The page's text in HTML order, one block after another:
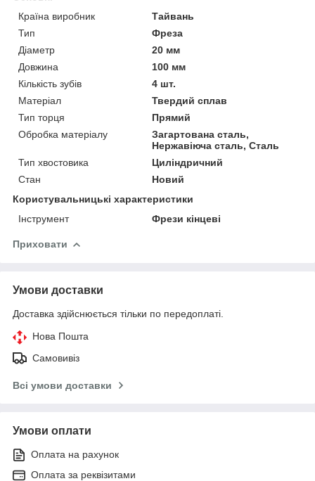
Країна виробник
Тайвань
Тип
Фреза
Діаметр
20 мм
Довжина
100 мм
Кількість зубів
4 шт.
Матеріал
Твердий сплав
Тип торця
Прямий
Обробка матеріалу
Загартована сталь,
Нержавіюча сталь, Сталь
Тип хвостовика
Циліндричний
Стан
Новий
Користувальницькі характеристики
Інструмент
Фрези кінцеві
Приховати
Умови доставки
Доставка здійснюється тільки по передоплаті.
Нова Пошта
Самовивіз
Всі умови доставки
Умови оплати
Оплата на рахунок
Оплата за реквізитами